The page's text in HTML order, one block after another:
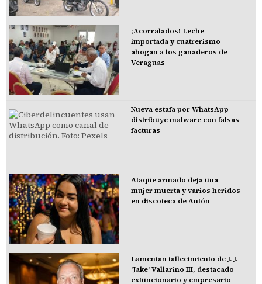
¡Acorralados! Leche
importada y cuatrerismo
ahogan a los ganaderos de
Veraguas
Nueva estafa por WhatsApp
distribuye malware con falsas
facturas
Ataque armado deja una
mujer muerta y varios heridos
en discoteca de Antón
Lamentan fallecimiento de J. J.
'Jake' Vallarino III, destacado
exfuncionario y empresario